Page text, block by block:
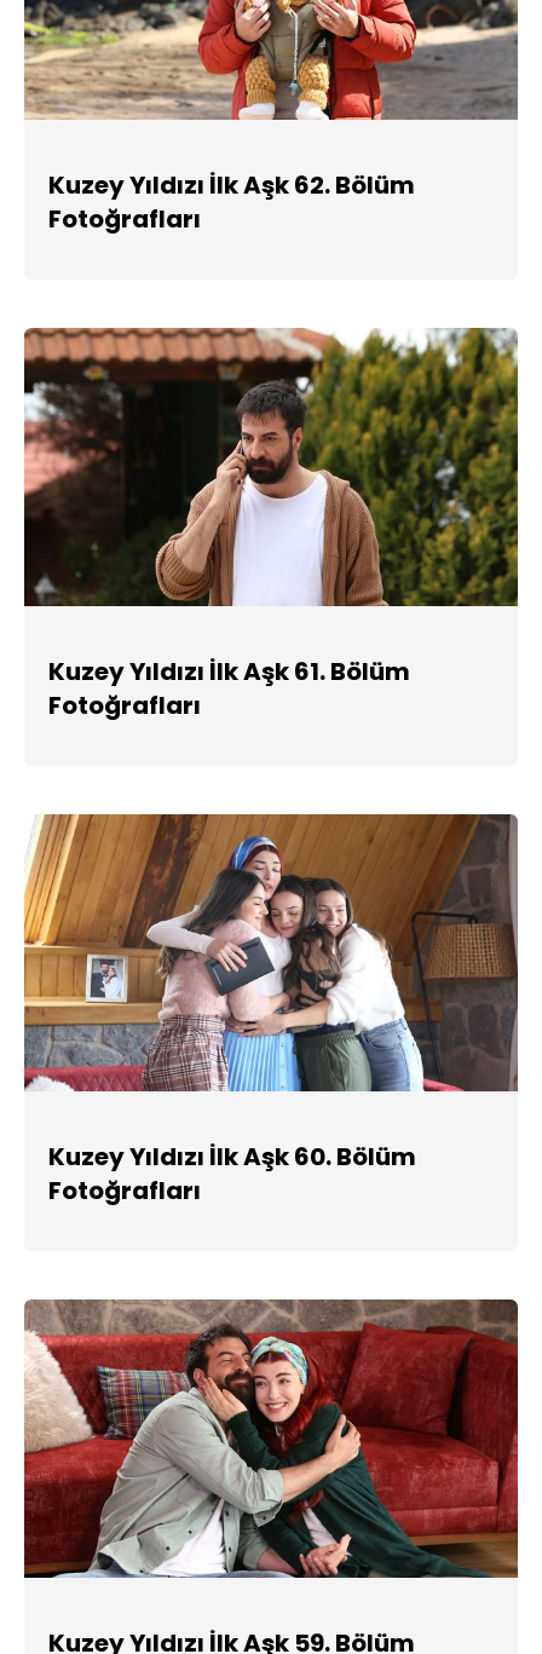
Kuzey Yıldızı İlk Aşk 62. Bölüm
Fotoğrafları
Kuzey Yıldızı İlk Aşk 61. Bölüm
Fotoğrafları
Kuzey Yıldızı İlk Aşk 60. Bölüm
Fotoğrafları
Kuzey Yıldızı İlk Aşk 59. Bölüm